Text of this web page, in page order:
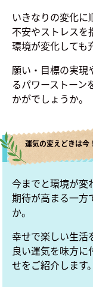
いきなりの変化に
不安やストレスを
環境が変化しても
願い・目標の実現
るパワーストーン
かがでしょうか。
運気の変えどきは今！
今までと環境が変
期待が高まる一方
か。
幸せで楽しい生活
良い運気を味方に
せをご紹介します。